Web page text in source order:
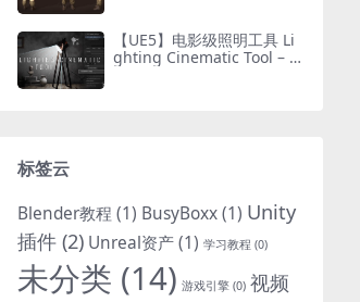
【UE5】电影级照明工具 Li
ghting Cinematic Tool – U
标签云
Blender教程 (1) BusyBoxx(1) Unity
插件 (2) Unreal资产(1) 学习教程 (0)
未分类 (14) 游戏引擎 (0) 视频